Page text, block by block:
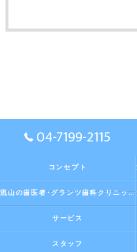
04-7199-2115
コンセプト
流山の歯医者･グランツ歯科クリニックの評判
サービス
スタッフ